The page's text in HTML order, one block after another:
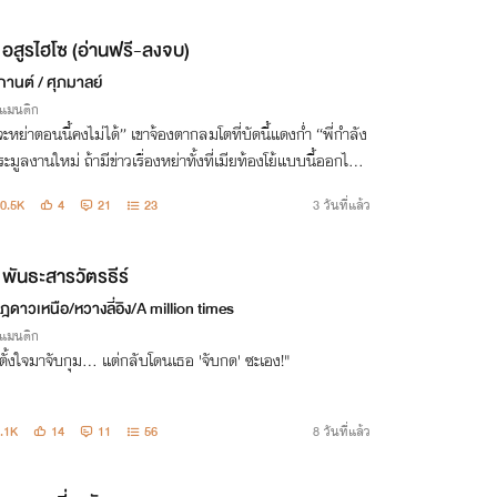
อสูรไฮโซ (อ่านฟรี-ลงจบ)
นต์ / ศุภมาลย์
มนติก
ะหย่าตอนนี้คงไม่ได้” เขาจ้องตากลมโตที่บัดนี้แดงก่ำ “พี่กำลัง
ะมูลงานใหม่ ถ้ามีข่าวเรื่องหย่าทั้งที่เมียท้องโย้แบบนี้ออกไปค
4 21 23 3 วันที่แล้ว
พันธะสารวัตรธีร์
ดาวเหนือ/หวางลี่อิง/A million times
มนติก
งใจมาจับกุม... แต่กลับโดนเธอ 'จับกด' ซะเอง!"
14 11 56 8 วันที่แล้ว